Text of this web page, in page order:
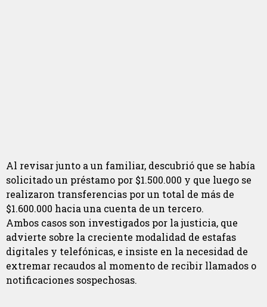
Al revisar junto a un familiar, descubrió que se había
solicitado un préstamo por $1.500.000 y que luego se
realizaron transferencias por un total de más de
$1.600.000 hacia una cuenta de un tercero.
Ambos casos son investigados por la justicia, que
advierte sobre la creciente modalidad de estafas
digitales y telefónicas, e insiste en la necesidad de
extremar recaudos al momento de recibir llamados o
notificaciones sospechosas.